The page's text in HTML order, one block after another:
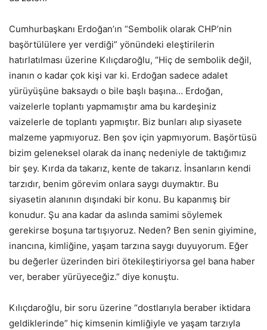
Cumhurbaşkanı Erdoğan’ın “Sembolik olarak CHP’nin
başörtülülere yer verdiği” yönündeki eleştirilerin
hatırlatılması üzerine Kılıçdaroğlu, “Hiç de sembolik değil,
inanın o kadar çok kişi var ki. Erdoğan sadece adalet
yürüyüşüne baksaydı o bile başlı başına… Erdoğan,
vaizelerle toplantı yapmamıştır ama bu kardeşiniz
vaizelerle de toplantı yapmıştır. Biz bunları alıp siyasete
malzeme yapmıyoruz. Ben şov için yapmıyorum. Başörtüsü
bizim geleneksel olarak da inanç nedeniyle de taktığımız
bir şey. Kırda da takarız, kente de takarız. İnsanların kendi
tarzıdır, benim görevim onlara saygı duymaktır. Bu
siyasetin alanının dışındaki bir konu. Bu kapanmış bir
konudur. Şu ana kadar da aslında samimi söylemek
gerekirse boşuna tartışıyoruz. Neden? Ben senin giyimine,
inancına, kimliğine, yaşam tarzına saygı duyuyorum. Eğer
bu değerler üzerinden biri ötekileştiriyorsa gel bana haber
ver, beraber yürüyeceğiz.” diye konuştu.
Kılıçdaroğlu, bir soru üzerine “dostlarıyla beraber iktidara
geldiklerinde” hiç kimsenin kimliğiyle ve yaşam tarzıyla